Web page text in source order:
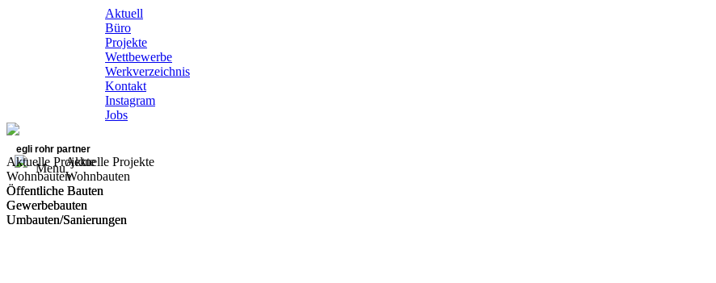
Aktuell
Büro
Projekte
Wettbewerbe
Werkverzeichnis
Kontakt
Instagram
Jobs
egli rohr partner
Menu
Aktuelle Projekte
Wohnbauten
Öffentliche Bauten
Gewerbebauten
Umbauten/Sanierungen
Aktuelle Projekte
Wohnbauten
Öffentliche Bauten
Gewerbebauten
Umbauten/Sanierungen